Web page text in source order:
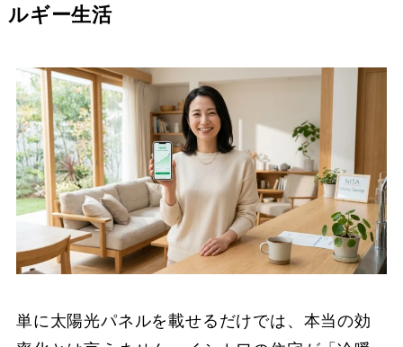
ルギー生活
単に太陽光パネルを載せるだけでは、本当の効